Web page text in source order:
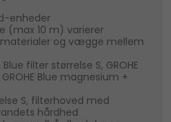
enheder
(max 10 m) varierer
og vægge mellem
filter størrelse S, GROHE
Blue magnesium +
S, filterhoved med
hårdhed